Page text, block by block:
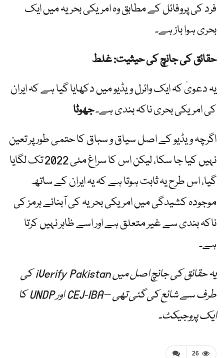
فرد کی پروفائل کے مطابق وہ امریکی بحریہ میں ایک
بحری ہوا باز ہے۔
حقائق کی جانچ کی حیثیت: غلط
یہ دعویٰ کہ ایک وائرل ویڈیو میں دکھایا گیا ہے کہ ایران
کی امریکی بحری ناکہ بندی ہے۔جھوٹا
اگرچہ ویڈیو کے اصل سیاق و سباق کا حتمی طور پر تعین
نہیں کیا جا سکا، لیکن اس کا سراغ مئی 2022 تک لگایا
گیا، اس طرح یہ ثابت ہوتا ہے کہ یہ ایران کے ساتھ
موجودہ کشیدگی میں امریکی بحریہ کی آبنائے ہرمز کی
ناکہ بندی سے غیر متعلق ہے اور اسے ظاہر نہیں کرتا
ہے۔
یہ حقائق کی جانچ اصل میں iVerify Pakistan کی
طرف سے شائع کی گئی تھی – CEJ-IBA اور UNDP کا
ایک پروجیکٹ۔
26